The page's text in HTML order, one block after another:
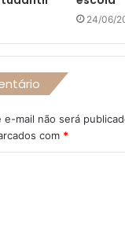
24/06/
mail não será
com *